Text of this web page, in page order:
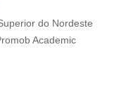
do Nordeste
Academic